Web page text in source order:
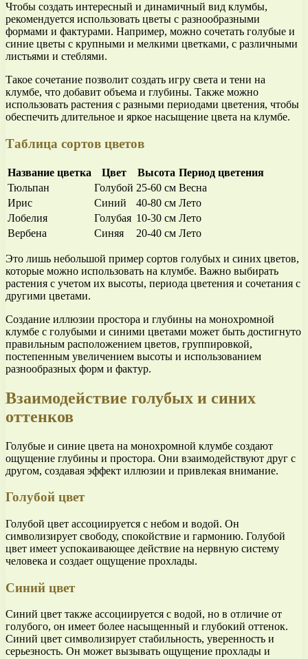
Чтобы создать интересный и динамичный вид клумбы,
рекомендуется использовать цветы с разнообразными
формами и фактурами. Например, можно сочетать голубые и
синие цветы с крупными и мелкими цветками, с различными
листьями и стеблями.
Такое сочетание позволит создать игру света и тени на
клумбе, что добавит объема и глубины. Также можно
использовать растения с разными периодами цветения, чтобы
обеспечить длительное и яркое насыщение цвета на клумбе.
Таблица сортов цветов
Название цветка Цвет Высота Период цветения
Тюльпан
Голубой 25-60 см Весна
Ирис
Синий 40-80 см Лето
Лобелия
Голубая 10-30 см Лето
Вербена
Синяя 20-40 см Лето
Это лишь небольшой пример сортов голубых и синих цветов,
которые можно использовать на клумбе. Важно выбирать
растения с учетом их высоты, периода цветения и сочетания с
другими цветами.
Создание иллюзии простора и глубины на монохромной
клумбе с голубыми и синими цветами может быть достигнуто
правильным расположением цветов, группировкой,
постепенным увеличением высоты и использованием
разнообразных форм и фактур.
Взаимодействие голубых и синих
оттенков
Голубые и синие цвета на монохромной клумбе создают
ощущение глубины и простора. Они взаимодействуют друг с
другом, создавая эффект иллюзии и привлекая внимание.
Голубой цвет
Голубой цвет ассоциируется с небом и водой. Он
символизирует свободу, спокойствие и гармонию. Голубой
цвет имеет успокаивающее действие на нервную систему
человека и создает ощущение прохлады.
Синий цвет
Синий цвет также ассоциируется с водой, но в отличие от
голубого, он имеет более насыщенный и глубокий оттенок.
Синий цвет символизирует стабильность, уверенность и
серьезность. Он может вызывать ощущение прохлады и